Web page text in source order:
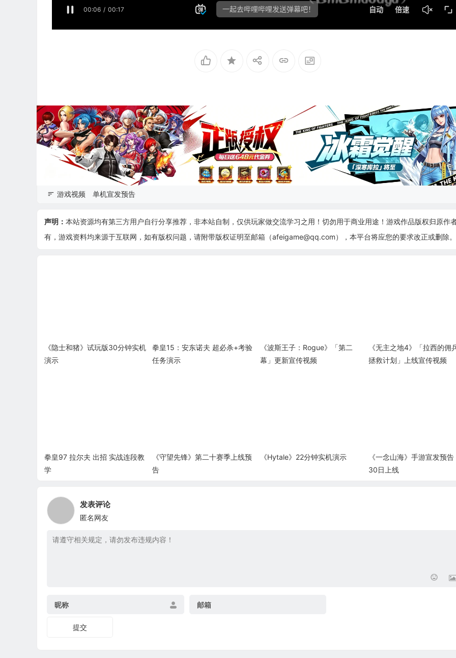
游戏视频 单机宣发预告
声明： 本站资源均有第三方用户自行分享推荐，非本站自制，仅供玩家做交流学习之用！切勿用于商业用途！游戏作品版权归原作
有，游戏资料均来源于互联网，如有版权问题，请附带版权证明至邮箱（afeigame@qq.com），本平台将应您的要求改正或删除。
《隐士和猪》试玩版30分钟实机
演示
拳皇15：安东诺夫 超必杀+考验
任务演示
《波斯王子：Rogue》「第二
幕」更新宣传视频
《无主之地4》「拉西的佣
拯救计划」上线宣传视频
拳皇97 拉尔夫 出招 实战连段教
学
《守望先锋》第二十赛季上线预
告
《Hytale》22分钟实机演示
《一念山海》手游宣发预
30日上线
发表评论
匿名网友
昵称 邮箱
提交